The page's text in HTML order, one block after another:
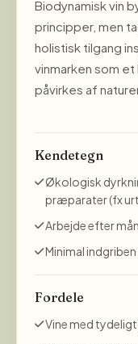
Biodynamisk vin
principper, men
holistisk tilgang
vinmarken som
påvirkes af
Kendetegn
Økologisk
præparater (fx
Arbejde efter
Minimal
Fordele
Vine med